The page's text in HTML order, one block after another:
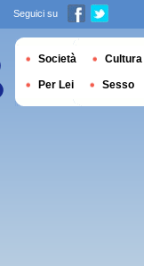
Seguici su
Società Cultura
Per Lei Sesso